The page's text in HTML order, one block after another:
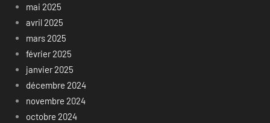
mai 2025
avril 2025
mars 2025
février 2025
janvier 2025
décembre 2024
novembre 2024
octobre 2024